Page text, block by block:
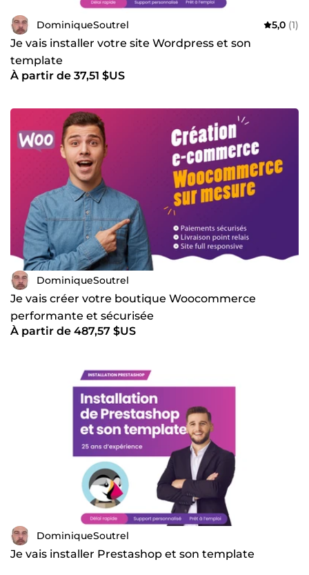
DominiqueSoutrel 5,0 (1)
Je vais installer votre site Wordpress et son
template
À partir de 37,51 $US
DominiqueSoutrel
Je vais créer votre boutique Woocommerce
performante et sécurisée
À partir de 487,57 $US
DominiqueSoutrel
Je vais installer Prestashop et son template